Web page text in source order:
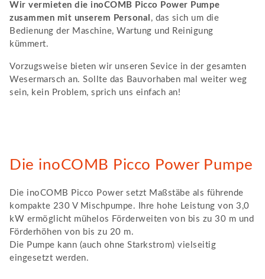
Wir vermieten die inoCOMB Picco Power Pumpe
zusammen mit unserem Personal , das sich um die
Bedienung der Maschine, Wartung und Reinigung
kümmert.
Vorzugsweise bieten wir unseren Sevice in der gesamten
Wesermarsch an. Sollte das Bauvorhaben mal weiter weg
sein, kein Problem, sprich uns einfach an!
Die inoCOMB Picco Power Pumpe
Die inoCOMB Picco Power setzt Maßstäbe als führende
kompakte 230 V Mischpumpe. Ihre hohe Leistung von 3,0
kW ermöglicht mühelos Förderweiten von bis zu 30 m und
Förderhöhen von bis zu 20 m.
Die Pumpe kann (auch ohne Starkstrom) vielseitig
eingesetzt werden.